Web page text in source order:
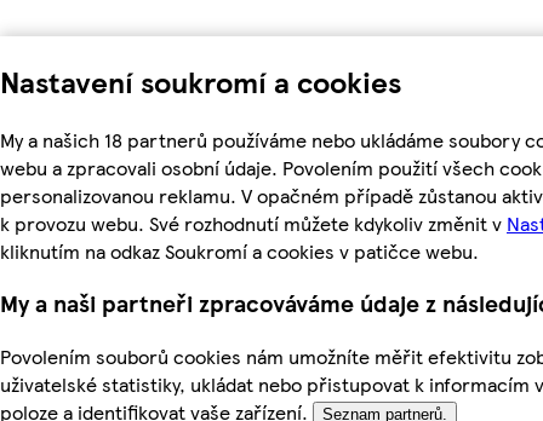
Nastavení soukromí a cookies
My a našich 18 partnerů používáme nebo ukládáme soubory
webu a zpracovali osobní údaje. Povolením použití všech
personalizovanou reklamu. V opačném případě zůstanou
k provozu webu. Své rozhodnutí můžete kdykoliv změnit v
kliknutím na odkaz Soukromí a cookies v patičce webu.
My a naši partneři zpracováváme údaje z
Povolením souborů cookies nám umožníte měřit efektivitu
uživatelské statistiky, ukládat nebo přistupovat k informacím
poloze a identifikovat vaše zařízení.
Seznam partnerů.